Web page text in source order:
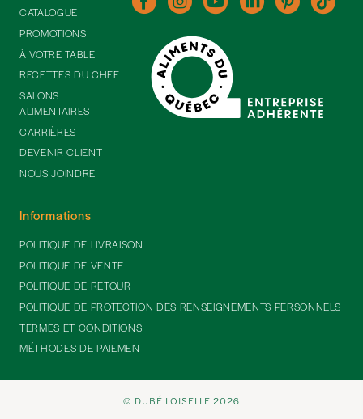
CATALOGUE
PROMOTIONS
À VOTRE TABLE
RECETTES DU CHEF
SALONS
ALIMENTAIRES
CARRIÈRES
DEVENIR CLIENT
NOUS JOINDRE
Informations
POLITIQUE DE LIVRAISON
POLITIQUE DE VENTE
POLITIQUE DE RETOUR
POLITIQUE DE PROTECTION DES RENSEIGNEMENTS PERSONNELS
TERMES ET CONDITIONS
MÉTHODES DE PAIEMENT
© DUBÉ LOISELLE 2026